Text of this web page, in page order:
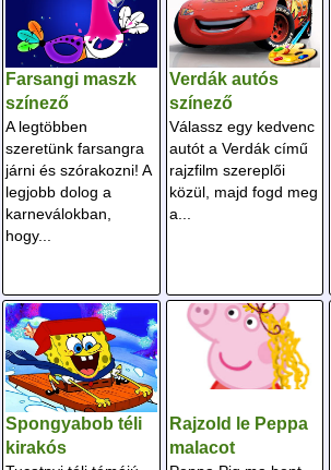
Farsangi maszk
színező
A legtöbben
szeretünk farsangra
járni és szórakozni! A
legjobb dolog a
karneválokban,
hogy...
Verdák autós
színező
Válassz egy kedvenc
autót a Verdák című
rajzfilm szereplői
közül, majd fogd meg
a...
Spongyabob téli
kirakós
Rajzold le Peppa
malacot